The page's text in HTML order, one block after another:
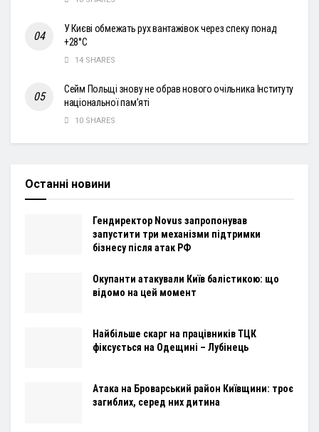
У Києві обмежать рух вантажівок через спеку понад
+28°С
14 SHARES
Сейм Польщі знову не обрав нового очільника Інституту
національної пам’яті
10 SHARES
Останні новини
Гендиректор Novus запропонував
запустити три механізми підтримки
бізнесу після атак РФ
Окупанти атакували Київ балістикою: що
відомо на цей момент
Найбільше скарг на працівників ТЦК
фіксується на Одещині – Лубінець
Атака на Броварський район Київщини: троє
загиблих, серед них дитина